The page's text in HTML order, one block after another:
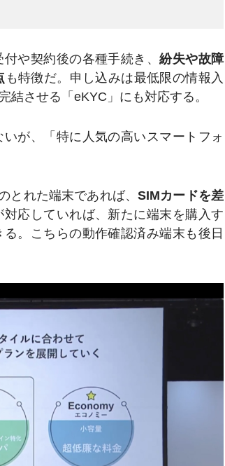
や契約後の各種手続き、紛失や故障
も特徴だ。申し込みは最低限の情報入
結させる「eKYC」にも対応する。
が、「特に人気の高いスマートフォ
とれた端末であれば、SIMカードを差
応していれば、新たに端末を購入す
。こちらの動作確認済み端末も後日